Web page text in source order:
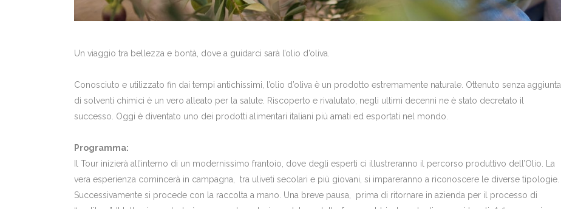
Un viaggio tra bellezza e bontà, dove a guidarci sarà l’olio d’oliva.
Conosciuto e utilizzato fin dai tempi antichissimi, l’olio d’oliva è un prodotto estremamente naturale. Ottenuto senza aggiunta
di solventi chimici è un vero alleato per la salute. Riscoperto e rivalutato, negli ultimi decenni ne è stato decretato il
successo. Oggi è diventato uno dei prodotti alimentari italiani più amati ed esportati nel mondo.
Programma:
Il Tour inizierà all’interno di un modernissimo frantoio, dove degli esperti ci illustreranno il percorso produttivo dell’Olio. La
vera esperienza comincerà in campagna, tra uliveti secolari e più giovani, si impareranno a riconoscere le diverse tipologie.
Successivamente si procede con la raccolta a mano. Una breve pausa, prima di ritornare in azienda per il processo di